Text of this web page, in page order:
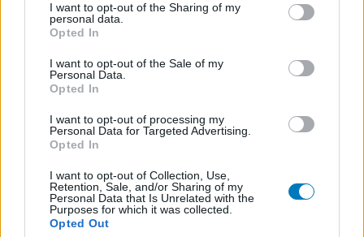
I want to opt-out of the Sharing of my
personal data.
Opted In
I want to opt-out of the Sale of my
Personal Data.
Opted In
I want to opt-out of processing my
Personal Data for Targeted Advertising.
Opted In
I want to opt-out of Collection, Use,
Retention, Sale, and/or Sharing of my
Personal Data that Is Unrelated with the
Purposes for which it was collected.
Opted Out
04-06-2018 | Vrouw | 46
diazepam
Effectiviteit
Hoeveelheid bijwerkingen
monnikskapspier die pijnlijk is door stress
geef mening